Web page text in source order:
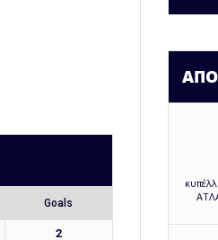
Goals
2